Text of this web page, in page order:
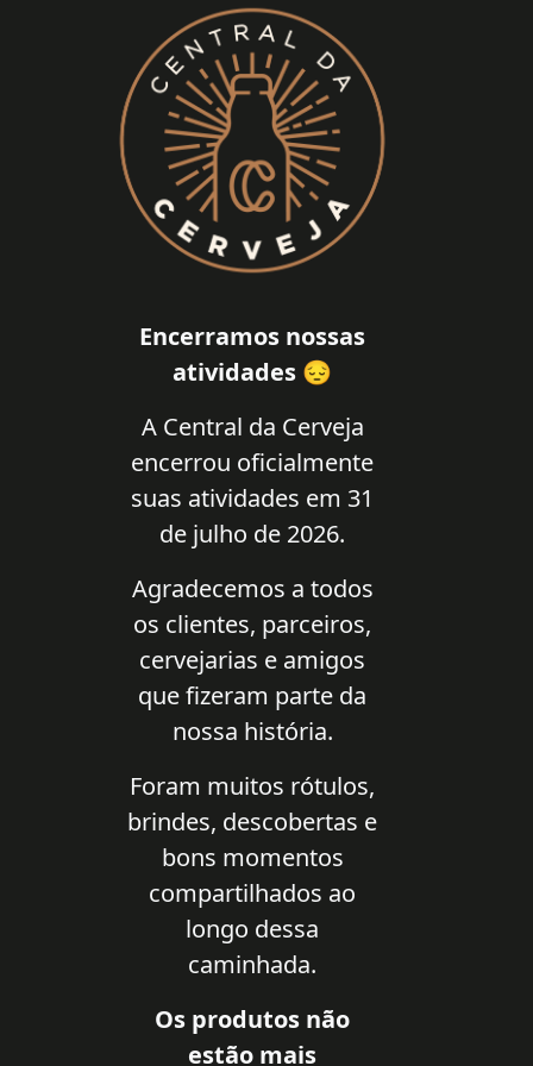
Encerramos nossas
atividades 😔
A Central da Cerveja
encerrou oficialmente
suas atividades em 31
de julho de 2026.
Agradecemos a todos
os clientes, parceiros,
cervejarias e amigos
que fizeram parte da
nossa história.
Foram muitos rótulos,
brindes, descobertas e
bons momentos
compartilhados ao
longo dessa
caminhada.
Os produtos não
estão mais